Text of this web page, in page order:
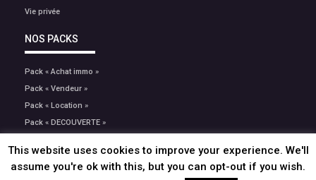
Vie privée
NOS PACKS
Pack « Achat immo »
Pack « Vendeur »
Pack « Location »
Pack « DECOUVERTE »
This website uses cookies to improve your experience. We'll
assume you're ok with this, but you can opt-out if you wish.